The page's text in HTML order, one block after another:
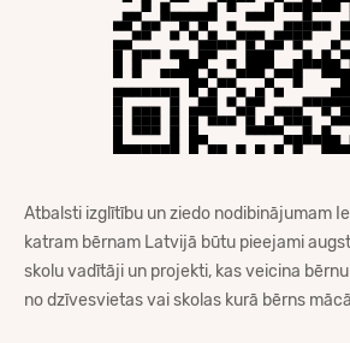
Atbalsti izglītību un ziedo nodibinājumam
katram bērnam Latvijā būtu pieejami
skolu vadītāji un projekti, kas veicina
no dzīvesvietas vai skolas kurā bērns